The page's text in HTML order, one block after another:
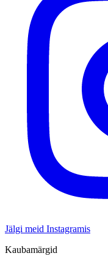
Jälgi meid Instagramis
Kaubamärgid